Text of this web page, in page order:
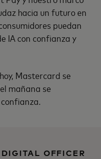
hacia un futuro en
puedan
IA con confianza y
Mastercard se
mañana se
OFFICER